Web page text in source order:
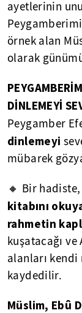
ayetlerinin
örnek alan
olarak
DİNLEMEYİ
Peygamber
dinlemeyi
mübarek
🔸 Bir
kitabını
rahmetin
kuşatacağı
alanları
kaydedilir.
Müslim, Ebû